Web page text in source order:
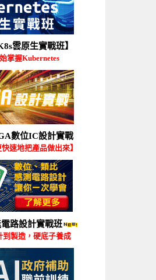
雲原生實戰班】
掌握Kubernetes
數位IC設計實戰
快速地把產品做出來】
路設計實戰班
到製造，硬底子養成